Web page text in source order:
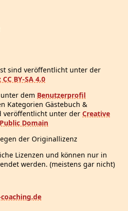
sind veröffentlicht unter der
BY-SA 4.0
dem Benutzerprofil
Kategorien Gästebuch &
veröffentlicht unter der Creative
Domain
der Originallizenz
Lizenzen und können nur in
werden. (meistens gar nicht)